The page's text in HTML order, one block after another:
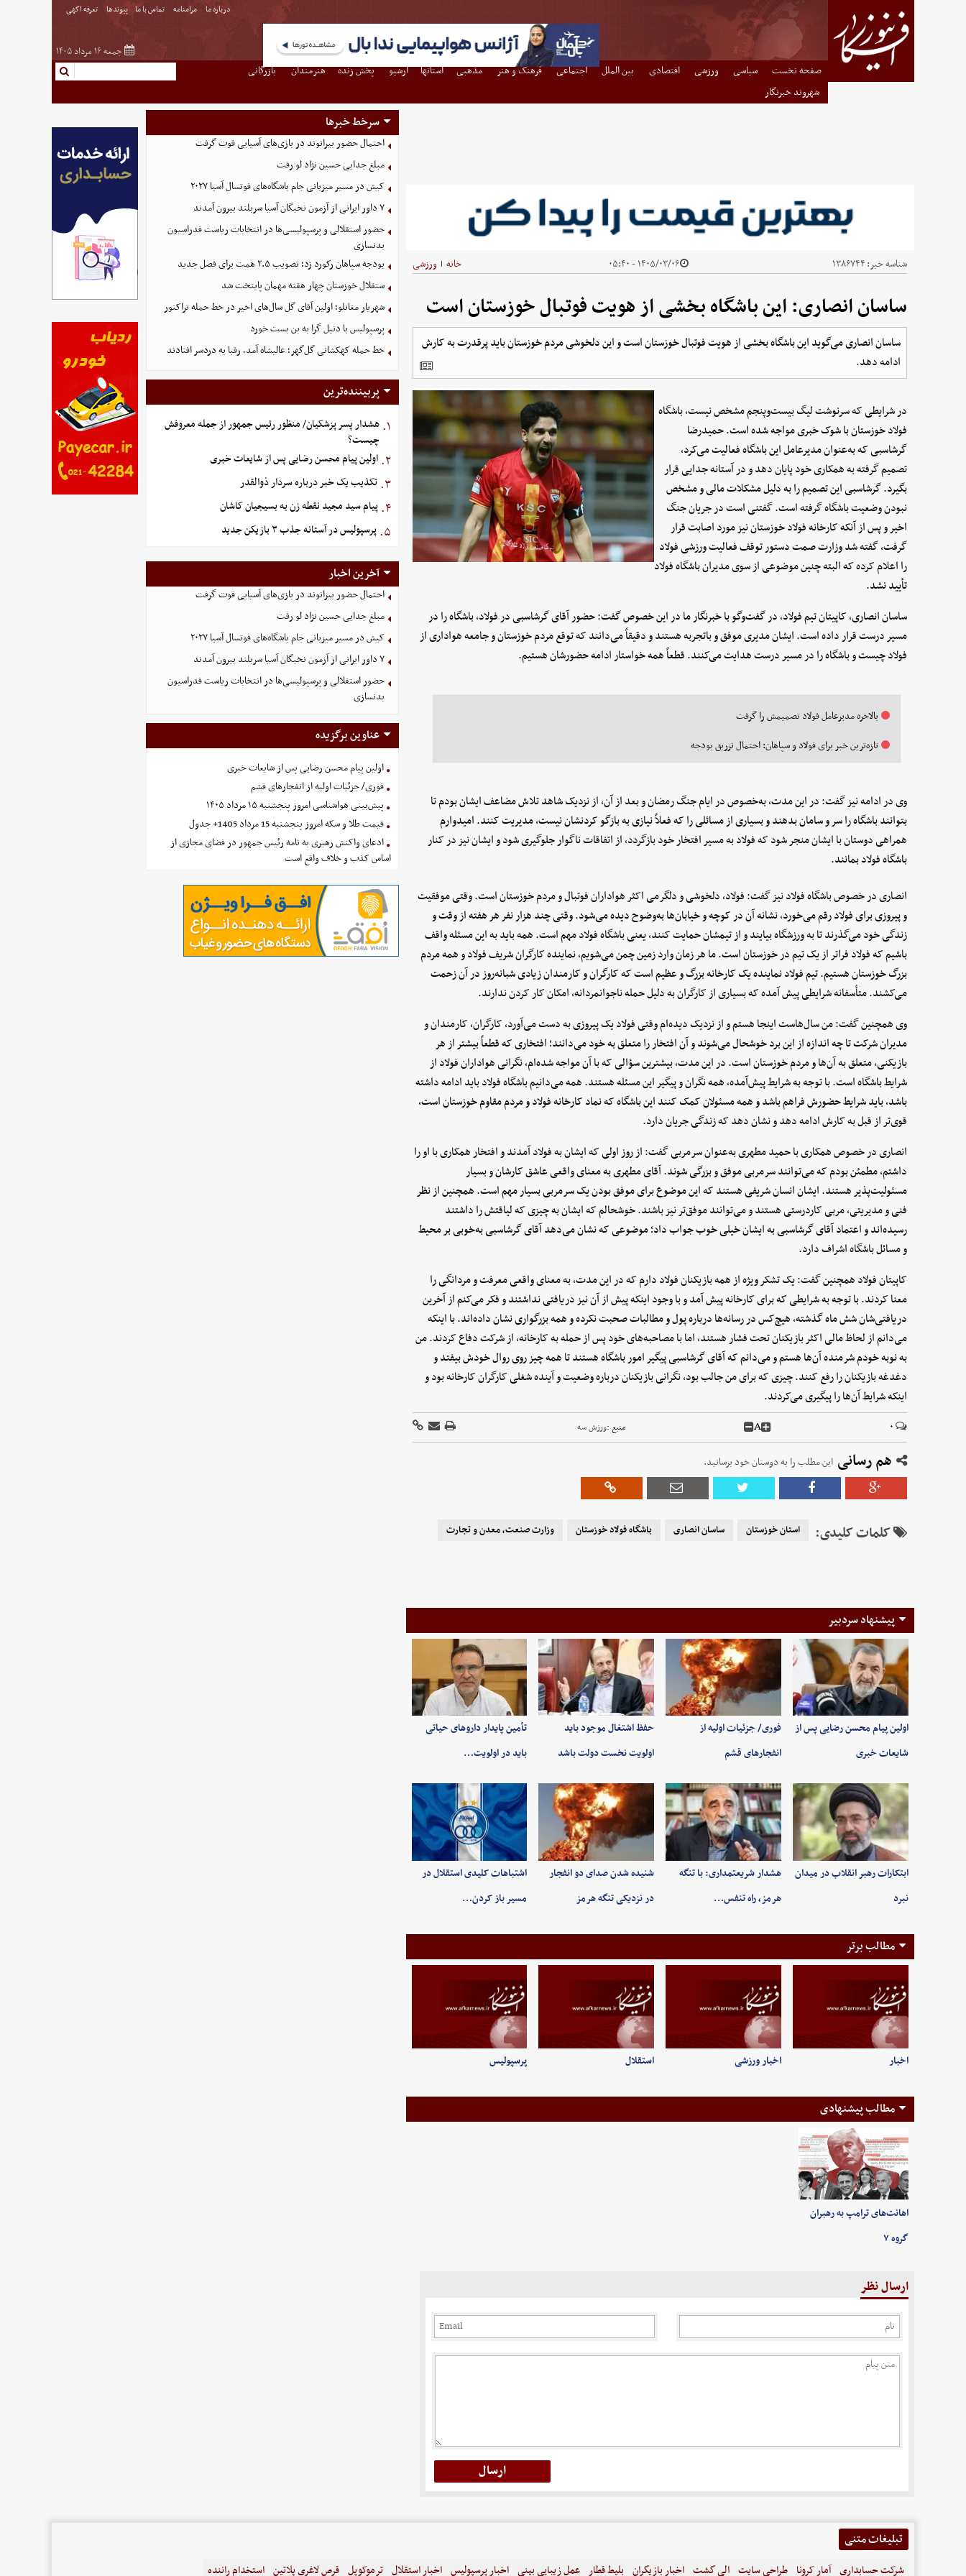
درباره ما مرامنامه تماس با ما پیوندها تعرفه اگهی
جمعه ۱۶ مرداد ۱۴۰۵
صفحه نخست سیاسی ورزشی اقتصادی بین الملل اجتماعی فرهنگ و هنر مذهبی استانها آرشیو پخش زنده هنرمندان
بازرگانی
شهروند خبرنگار
شناسه خبر:۱۳۸۶۷۴۴ ۱۴۰۵/۰۳/۰۶ - ۰۵:۴۰ خانه | ورزشی
ساسان انصاری: این باشگاه بخشی از هویت فوتبال خوزستان است
ساسان انصاری می‌گوید این باشگاه بخشی از هویت فوتبال خوزستان است و این دلخوشی مردم خوزستان باید پرقدرت به کارش
ادامه دهد.
در شرایطی که سرنوشت لیگ بیست‌وپنجم مشخص نیست، باشگاه
فولاد خوزستان با شوک خبری مواجه شده است. حمیدرضا
گرشاسبی که به‌عنوان مدیرعامل این باشگاه فعالیت می‌کرد،
تصمیم گرفته به همکاری خود پایان دهد و در آستانه جدایی قرار
بگیرد. گرشاسبی این تصمیم را به دلیل مشکلات مالی و مشخص
نبودن وضعیت باشگاه گرفته است. گفتنی است در جریان جنگ
اخیر و پس از آنکه کارخانه فولاد خوزستان نیز مورد اصابت قرار
گرفت، گفته شد وزارت صمت دستور توقف فعالیت ورزشی فولاد
را اعلام کرده که البته چنین موضوعی از سوی مدیران باشگاه فولاد
تأیید نشد.
ساسان انصاری، کاپیتان تیم فولاد، در گفت‌وگو با خبرنگار ما در این خصوص گفت: حضور آقای گرشاسبی در فولاد، باشگاه را در
مسیر درست قرار داده است. ایشان مدیری موفق و باتجربه هستند و دقیقاً می‌دانند که توقع مردم خوزستان و جامعه هواداری از
فولاد چیست و باشگاه را در مسیر درست هدایت می‌کنند. قطعاً همه خواستار ادامه حضورشان هستیم.
بالاخره مدیرعامل فولاد تصمیمش را گرفت
تازه‌ترین خبر برای فولاد و سپاهان: احتمال تزریق بودجه
وی در ادامه نیز گفت: در این مدت، به‌خصوص در ایام جنگ رمضان و بعد از آن، از نزدیک شاهد تلاش مضاعف ایشان بودم تا
بتوانند باشگاه را سر و سامان بدهند و بسیاری از مسائلی را که فعلاً نیازی به بازگو کردنشان نیست، مدیریت کنند. امیدوارم
همراهی دوستان با ایشان منجر شود که فولاد به مسیر افتخار خود بازگردد، از اتفاقات ناگوار جلوگیری شود و ایشان نیز در کنار
باشگاه فولاد بمانند.
انصاری در خصوص باشگاه فولاد نیز گفت: فولاد، دلخوشی و دلگرمی اکثر هواداران فوتبال و مردم خوزستان است. وقتی موفقیت
و پیروزی برای فولاد رقم می‌خورد، نشانه آن در کوچه و خیابان‌ها به‌وضوح دیده می‌شود. وقتی چند هزار نفر هر هفته از وقت و
زندگی خود می‌گذرند تا به ورزشگاه بیایند و از تیمشان حمایت کنند، یعنی باشگاه فولاد مهم است. همه باید به این مسئله واقف
باشیم که فولاد فراتر از یک تیم در خوزستان است. ما هر زمان وارد زمین چمن می‌شویم، نماینده کارگران شریف فولاد و همه مردم
بزرگ خوزستان هستیم. تیم فولاد نماینده یک کارخانه بزرگ و عظیم است که کارگران و کارمندان زیادی شبانه‌روز در آن زحمت
می‌کشند. متأسفانه شرایطی پیش آمده که بسیاری از کارگران به دلیل حمله ناجوانمردانه، امکان کار کردن ندارند.
وی همچنین گفت: من سال‌هاست اینجا هستم و از نزدیک دیده‌ام وقتی فولاد یک پیروزی به دست می‌آورد، کارگران، کارمندان و
مدیران شرکت تا چه اندازه از این برد خوشحال می‌شوند و آن افتخار را متعلق به خود می‌دانند؛ افتخاری که قطعاً بیشتر از هر
بازیکنی، متعلق به آن‌ها و مردم خوزستان است. در این مدت، بیشترین سؤالی که با آن مواجه شده‌ام، نگرانی هواداران فولاد از
شرایط باشگاه است. با توجه به شرایط پیش‌آمده، همه نگران و پیگیر این مسئله هستند. همه می‌دانیم باشگاه فولاد باید ادامه داشته
باشد، باید شرایط حضورش فراهم باشد و همه مسئولان کمک کنند این باشگاه که نماد کارخانه فولاد و مردم مقاوم خوزستان است،
قوی‌تر از قبل به کارش ادامه دهد و نشان دهد که زندگی جریان دارد.
انصاری در خصوص همکاری با حمید مطهری به‌عنوان سرمربی گفت: از روز اولی که ایشان به فولاد آمدند و افتخار همکاری با او را
داشتم، مطمئن بودم که می‌توانند سرمربی موفق و بزرگی شوند. آقای مطهری به معنای واقعی عاشق کارشان و بسیار
مسئولیت‌پذیر هستند. ایشان انسان شریفی هستند که این موضوع برای موفق بودن یک سرمربی بسیار مهم است. همچنین از نظر
فنی و مدیریتی، مربی کاردرستی هستند و می‌توانند موفق‌تر نیز باشند. خوشحالم که ایشان به چیزی که لیاقتش را داشتند
رسیده‌اند و اعتماد آقای گرشاسبی به ایشان خیلی خوب جواب داد؛ موضوعی که نشان می‌دهد آقای گرشاسبی به‌خوبی بر محیط
و مسائل باشگاه اشراف دارد.
کاپیتان فولاد همچنین گفت: یک تشکر ویژه از همه بازیکنان فولاد دارم که در این مدت، به معنای واقعی معرفت و مردانگی را
معنا کردند. با توجه به شرایطی که برای کارخانه پیش آمد و با وجود اینکه پیش از آن نیز دریافتی نداشتند و فکر می‌کنم از آخرین
دریافتی‌شان شش ماه گذشته، هیچ‌کس در رسانه‌ها درباره پول و مطالبات صحبت نکرده و همه بزرگواری نشان داده‌اند. با اینکه
می‌دانم از لحاظ مالی اکثر بازیکنان تحت فشار هستند، اما با مصاحبه‌های خود پس از حمله به کارخانه، از شرکت دفاع کردند. من
به نوبه خودم شرمنده آن‌ها هستم و می‌دانم که آقای گرشاسبی پیگیر امور باشگاه هستند تا همه چیز روی روال خودش بیفتد و
دغدغه بازیکنان را رفع کنند. چیزی که برای من جالب بود، نگرانی بازیکنان درباره وضعیت و آینده شغلی کارگران کارخانه بود و
اینکه شرایط آن‌ها را پیگیری می‌کردند.
۰ A منبع :ورزش سه
هم رسانی این مطلب را به دوستان خود برسانید.
کلمات کلیدی: استان خوزستان ساسان انصاری باشگاه فولاد خوزستان وزارت صنعت، معدن و تجارت
پیشنهاد سردبیر
اولین پیام محسن رضایی پس از
شایعات خبری
فوری/ جزئیات اولیه از
انفجارهای قشم
حفظ اشتغال موجود باید
اولویت نخست دولت باشد
تأمین پایدار داروهای حیاتی
باید در اولویت…
ابتکارات رهبر انقلاب در میدان
نبرد
هشدار شریعتمداری: با تنگه
هرمز، راه تنفس…
شنیده شدن صدای دو انفجار
در نزدیکی تنگه هرمز
اشتباهات کلیدی استقلال در
مسیر باز کردن…
مطالب برتر
اخبار اخبار ورزشی استقلال پرسپولیس
مطالب پیشنهادی
اهانت‌های ترامپ به رهبران
گروه ۷
ارسال نظر
سرخط خبرها
احتمال حضور بیرانوند در بازی‌های آسیایی قوت گرفت
مبلغ جدایی حسین نژاد لو رفت
کیش در مسیر میزبانی جام باشگاه‌های فوتسال آسیا ۲۰۲۷
۷ داور ایرانی از آزمون نخبگان آسیا سربلند بیرون آمدند
حضور استقلالی و پرسپولیسی‌ها در انتخابات ریاست فدراسیون
بدنسازی
بودجه سپاهان رکورد زد؛ تصویب ۲.۵ همت برای فصل جدید
ستقلال خوزستان چهار هفته مهمان پایتخت شد
شهریار مغانلو؛ اولین آقای گل سال‌های اخیر در خط حمله تراکتور
پرسپولیس با دنیل گرا به بن بست خورد
خط حمله کهکشانی گل‌گهر؛ عالیشاه آمد، رقبا به دردسر افتادند
پربیننده‌ترین
۱. هشدار پسر پزشکیان/ منظور رئیس جمهور از جمله معروفش
چیست؟
۲. اولین پیام محسن رضایی پس از شایعات خبری
۳. تکذیب یک خبر درباره سردار ذوالقدر
۴. پیام سید مجید نقطه زن به بسیجیان کاشان
۵. پرسپولیس در آستانه جذب ۳ بازیکن جدید
آخرین اخبار
احتمال حضور بیرانوند در بازی‌های آسیایی قوت گرفت
مبلغ جدایی حسین نژاد لو رفت
کیش در مسیر میزبانی جام باشگاه‌های فوتسال آسیا ۲۰۲۷
۷ داور ایرانی از آزمون نخبگان آسیا سربلند بیرون آمدند
حضور استقلالی و پرسپولیسی‌ها در انتخابات ریاست فدراسیون
بدنسازی
عناوین برگزیده
اولین پیام محسن رضایی پس از شایعات خبری
فوری/ جزئیات اولیه از انفجارهای قشم
پیش‌بینی هواشناسی امروز پنجشنبه ۱۵ مرداد ۱۴۰۵
قیمت طلا و سکه امروز پنجشنبه 15 مرداد 1405+ جدول
ادعای واکنش رهبری به نامه رئیس جمهور در فضای مجازی از
اساس کذب و خلاف واقع است
تبلیغات متنی
شرکت حسابداری آمار کرونا طراحی سایت الی گشت اخبار بازیگران بلیط قطار عمل زیبایی بینی اخبار پرسپولیس اخبار استقلال ترموکوپل قرص لاغری پلاتین استخدام راننده